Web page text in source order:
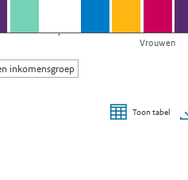
inkomensgroep
Vrouwen
Toon tabel